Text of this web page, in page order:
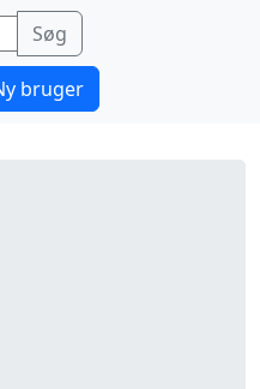
bruger